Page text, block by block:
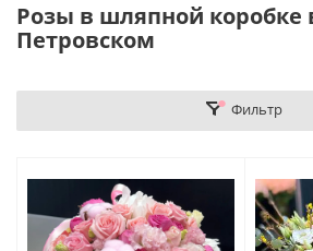
Розы в шляпной коробке
Петровском
Фильтр